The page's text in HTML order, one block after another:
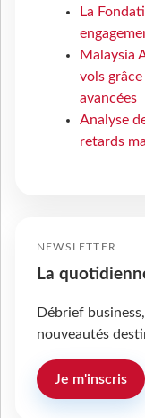
La
Malaysia
vols
avancées
Analyse
retards
NEWSLETTER
La
Débrief
nouveautés
Je m'inscris